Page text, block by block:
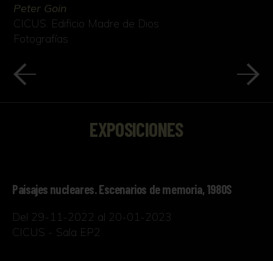
Peter Goin
CICUS. Edificio Madre de Dios
Fotografías
EXPOSICIONES
Paisajes nucleares. Escenarios de memoria, 1980S
Del 29-11-2022 al 20-01-2023
CICUS - Sala EP2